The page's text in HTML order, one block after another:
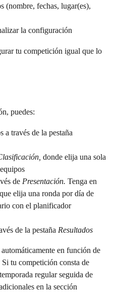
(nombre, fechas, lugar(es),
la configuración
tu competición igual que lo
puedes:
a través de la pestaña
donde elija una sola
de Presentación. Tenga en
elija una ronda por día de
con el planificador
de la pestaña Resultados
en función de
tu competición consta de
regular seguida de
en la sección